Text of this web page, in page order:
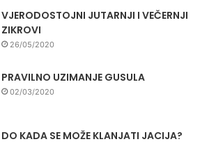
VJERODOSTOJNI JUTARNJI I VEČERNJI
ZIKROVI
26/05/2020
PRAVILNO UZIMANJE GUSULA
02/03/2020
DO KADA SE MOŽE KLANJATI JACIJA?